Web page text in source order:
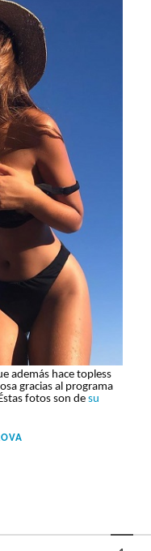
además hace topless
gracias al programa
fotos son de su